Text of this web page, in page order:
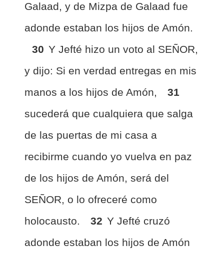
Galaad, y de Mizpa de Galaad fue
adonde estaban los hijos de Amón.
30 Y Jefté hizo un voto al SEÑOR,
y dijo: Si en verdad entregas en mis
manos a los hijos de Amón,
31
sucederá que cualquiera que salga
de las puertas de mi casa a
recibirme cuando yo vuelva en paz
de los hijos de Amón, será del
SEÑOR, o lo ofreceré como
holocausto.
32 Y Jefté cruzó
adonde estaban los hijos de Amón